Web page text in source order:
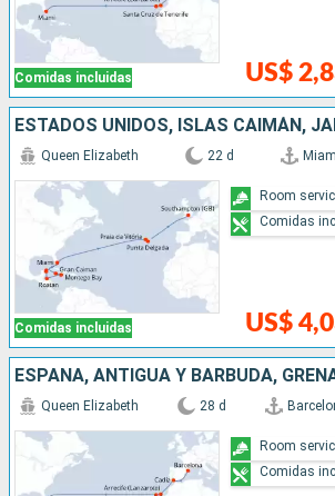
Comidas incluidas US$
Comidas incluidas
Queen Elizabeth 22 d
US$
Room
Comidas
Queen Elizabeth 28 d
Room
Comidas